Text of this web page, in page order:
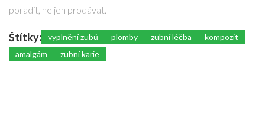
poradit, ne jen prodávat.
Štítky: vyplnění zubů plomby zubní léčba
kompozit
amalgám
zubní karie